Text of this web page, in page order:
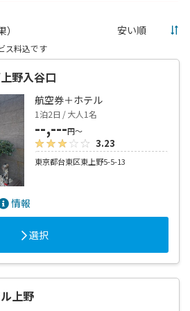
ス料込です
野入谷口
航空券＋ホテル
1泊2日 / 大人1名
--,---円～
3.23
東京都台東区東上野5-5-13
情報
選択
上野